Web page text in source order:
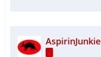
AspirinJunkie
.